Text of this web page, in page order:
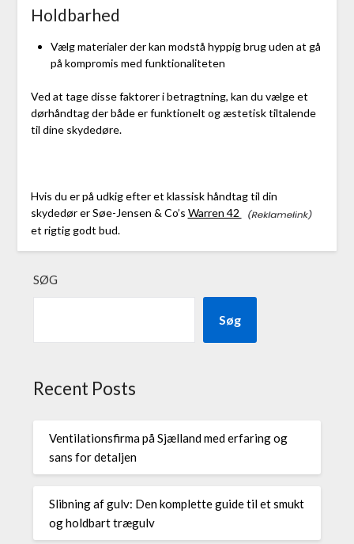
Holdbarhed
Vælg materialer der kan modstå hyppig brug uden at gå
på kompromis med funktionaliteten
Ved at tage disse faktorer i betragtning, kan du vælge et
dørhåndtag der både er funktionelt og æstetisk tiltalende
til dine skydedøre.
Hvis du er på udkig efter et klassisk håndtag til din
skydedør er Søe-Jensen & Co’s Warren 42
et rigtig godt bud.
SØG
Søg
Recent Posts
Ventilationsfirma på Sjælland med erfaring og
sans for detaljen
Slibning af gulv: Den komplette guide til et smukt
og holdbart trægulv